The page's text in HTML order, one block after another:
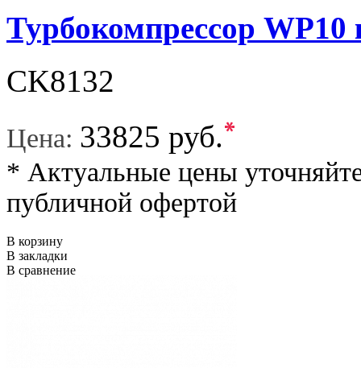
Турбокомпрессор WP10
CK8132
Цена: 33825 руб.*
* Актуальные цены
публичной офертой
В корзину
В закладки
В сравнение